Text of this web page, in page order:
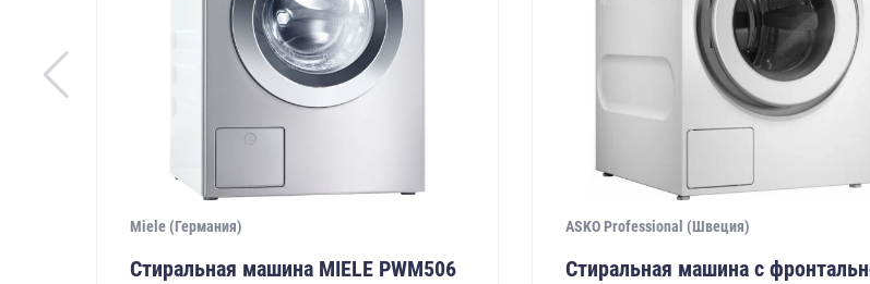
Miele (Германия)
Стиральная машина MIELE PWM506
ASKO Professional (Швеция)
Стиральная машина с